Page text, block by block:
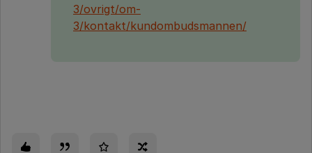
3/ovrigt/om-
3/kontakt/kundombudsmannen/